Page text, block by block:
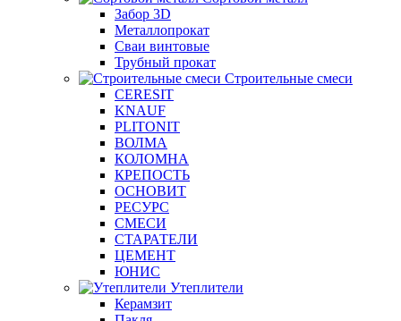
Забор 3D
Металлопрокат
Сваи винтовые
Трубный прокат
Строительные смеси
CERESIT
KNAUF
PLITONIT
ВОЛМА
КОЛОМНА
КРЕПОСТЬ
ОСНОВИТ
РЕСУРС
СМЕСИ
СТАРАТЕЛИ
ЦЕМЕНТ
ЮНИС
Утеплители
Керамзит